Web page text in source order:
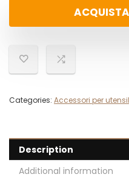
Categories: Accessori per
Description
Additional information